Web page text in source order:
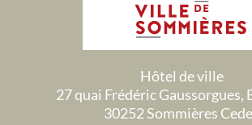
Hôtel de ville
27 quai Frédéric Gaussorgues,
30252 Sommières